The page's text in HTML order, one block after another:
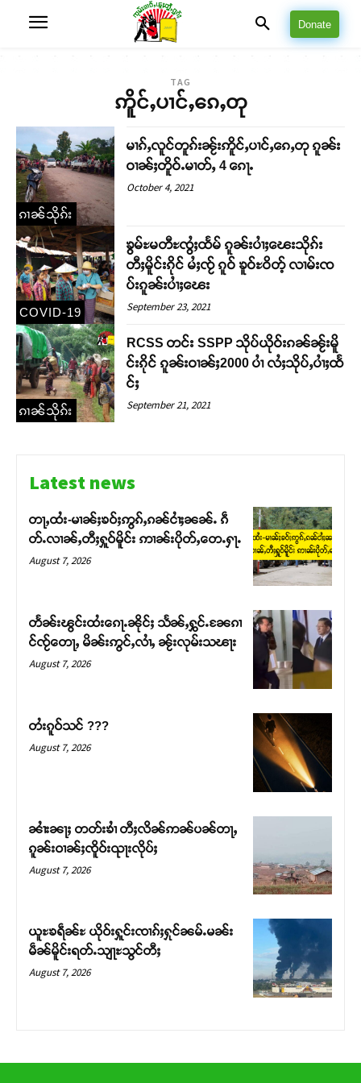
တႃႇႁႂ်ႈသဵင်ၵၢင်ၸႂ်ၵူၼ်းမိူင်း ၵူႈတီႈၵူႈလႅၼ်ပေႃးတေၸွ
တ်ႇ တူဝ်ႈလုမ်ႈၾႃႉၼၼ်ႉ ၶဝ်ႈႁူမ်ႈၵမ်ႉထႅမ် ၸုမ်းၶၢ
ဝ်ႇၽူႈတွႆႇႁွၵ်ႈ လႆႈယူႇၶႃႈဢေႃႈ။
Donate
TAG
ဢိူင်ႇပၢင်ႇၵေႇတု
ၵၢၼ်သိုၵ်း
မၢၵ်ႇလူင်တူၵ်းၼႂ်းဢိူင်ႇပၢင်ႇၵေႇတု ၵူၼ်း
ဝၢၼ်ႈတိူဝ်ႉမၢတ်ႇ 4 ၵေႃႉ
October 4, 2021
COVID-19
ၶွမ်ႊမတီႊၸွႆႈထႅမ် ၵူၼ်းပၢႆႈၽေးသိုၵ်း
တီႈမိူင်းၵိုင် မႆႈၸႂ် ၵူဝ် ၶူဝ်ႊဝိတ့် လၢမ်းၸ
ပ်းၵူၼ်းပၢႆႈၽေး
September 23, 2021
ၵၢၼ်သိုၵ်း
RCSS တင်း SSPP သိုပ်ယိုဝ်းၵၼ်ၼႂ်းမိူ
င်းၵိုင် ၵူၼ်းဝၢၼ်ႈ2000 ပၢႆ လႆႈသိုပ်ႇပၢႆႈထႅ
င်ႈ
September 21, 2021
Latest news
တႃႇထႆး-မၢၼ်ႈၶဝ်ႈဢွၵ်ႇၵၼ်ငၢႆႈၼၼ်ႉ ၵဵ
တ်ႉလၢၼ်ႇတီႈႁူဝ်မိူင်း ဢၢၼ်းပိုတ်ႇတေႉႁႃႉ
August 7, 2026
တႅၼ်းၽွင်းထႆးၵေႃႉၼိုင်ႈ သႅၼ်ႇႁွင်ႉၼႄၵၢ
င်ၸႂ်တေႃႇ မိၼ်းဢွင်ႇလၢႆႇ ၼႂ်းလုမ်းသၽႃး
August 7, 2026
တႆးၵူဝ်သင် ???
August 7, 2026
ၼၢႆးၼႃႈ တတ်းၶၢႆ တီႈလိၼ်ဢၼ်ပၼ်တႃႇ
ၵူၼ်းဝၢၼ်ႈၸိူဝ်းၺႃးလိုပ်ႈ
August 7, 2026
ယူႊၶရဵၼ်ႊ ယိုဝ်းႁူင်းၸၢၵ်ႈႁုင်ၼမ်ႉမၼ်း
မဵၼ်မိူင်းရတ်ႉသျႃႊသွင်တီႈ
August 7, 2026